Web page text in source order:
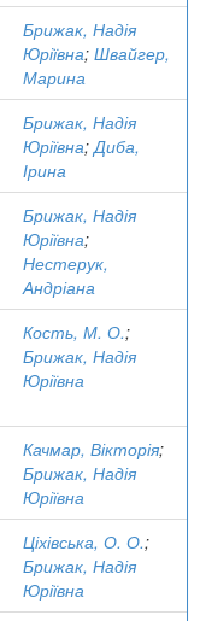
Брижак, Надія
Юріївна; Швайгер,
Марина
Брижак, Надія
Юріївна;Диба,
Ірина
Брижак, Надія
Юріївна;
Нестерук,
Андріана
Кость, М. О.;
Брижак, Надія
Юріївна
Качмар, Вікторія;
Брижак, Надія
Юріївна
Ціхівська, О. О.;
Брижак, Надія
Юріївна